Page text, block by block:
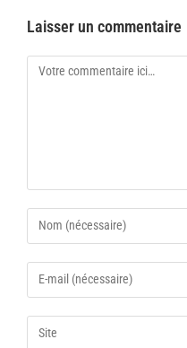
Laisser un commentaire